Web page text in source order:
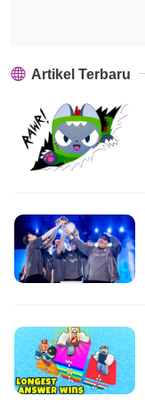
Artikel Terbaru